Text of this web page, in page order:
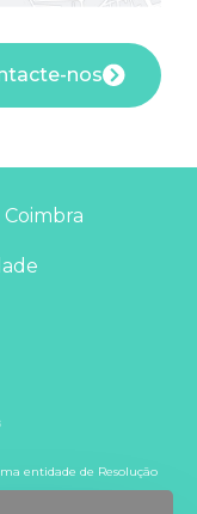
nos
entidade de Resolução
de Consumo do